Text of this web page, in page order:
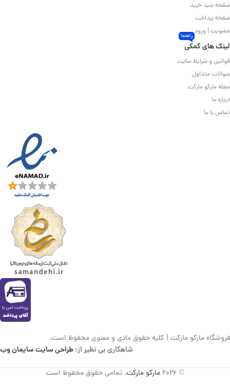
صفحه سبد خرید
صفحه پرداخت
عضویت | ورود
لینک های کمکی
راهنما
قوانین و شرایط سایت
سوالات متداول
مجله مارکو مارکت
درباره ما
تماس با ما
فروشگاه مارکو مارکت | کلیه حقوق مادی و معنوی محفوظ است.
شاهکاری بی نظیر از:طراحی سایت سایمان وب
© 2026 مارکو مارکت. تمامی حقوق محفوظ است